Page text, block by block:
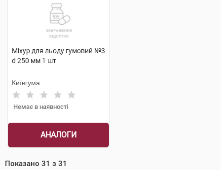
Міхур для льоду гумовий №3
d 250 мм 1 шт
Київгума
Немає в наявності
АНАЛОГИ
Показано 31 з 31